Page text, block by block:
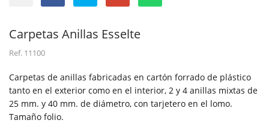
Carpetas Anillas Esselte
Ref. 11100
Carpetas de anillas fabricadas en cartón forrado de plástico
tanto en el exterior como en el interior, 2 y 4 anillas mixtas de
25 mm. y 40 mm. de diámetro, con tarjetero en el lomo.
Tamaño folio.